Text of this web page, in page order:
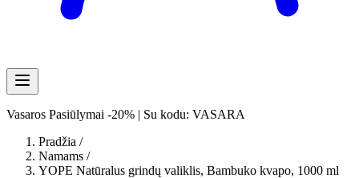
Vasaros Pasiūlymai -20% | Su kodu: VASARA
Pradžia /
Namams /
YOPE Natūralus grindų valiklis, Bambuko kvapo, 1000 ml